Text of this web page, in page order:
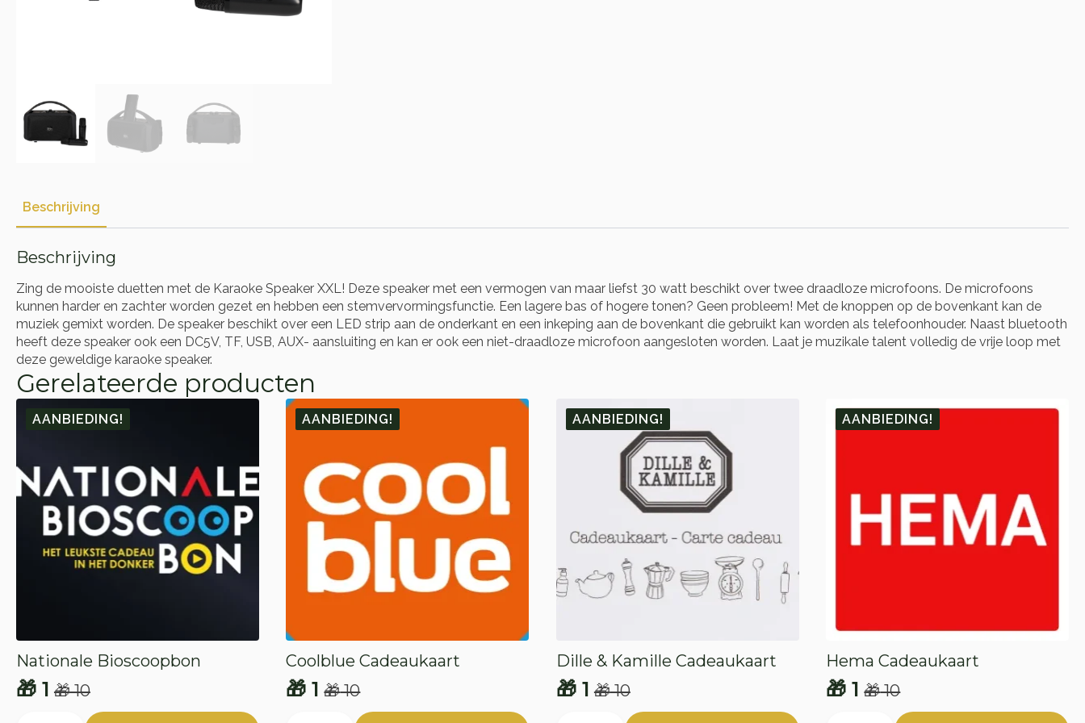
Beschrijving
Beschrijving
Zing de mooiste duetten met de Karaoke Speaker XXL! Deze speaker met een vermogen van maar liefst 30 watt beschikt over twee draadloze microfoons. De microfoons
kunnen harder en zachter worden gezet en hebben een stemvervormingsfunctie. Een lagere bas of hogere tonen? Geen probleem! Met de knoppen op de bovenkant kan de
muziek gemixt worden. De speaker beschikt over een LED strip aan de onderkant en een inkeping aan de bovenkant die gebruikt kan worden als telefoonhouder. Naast bluetooth
heeft deze speaker ook een DC5V, TF, USB, AUX- aansluiting en kan er ook een niet-draadloze microfoon aangesloten worden. Laat je muzikale talent volledig de vrije loop met
deze geweldige karaoke speaker.
Gerelateerde producten
AANBIEDING!
Nationale Bioscoopbon
🎁10
Oorspronkelijke
🎁 1
Huidige
AANBIEDING!
Coolblue Cadeaukaart
🎁10
Oorspronkelijke
🎁 1
Huidige
AANBIEDING!
Dille & Kamille Cadeaukaart
🎁10
Oorspronkelijke
🎁1
Huidige
AANBIEDING!
Hema Cadeaukaart
🎁10
Oorspronkelijke
🎁 1
Huidige